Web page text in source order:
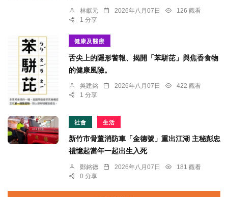
林獻元 2026年八月07日
126 觀看
1 分享
健康及醫療
舌尖上的隱形警報、揭開「苯駢芘」與焦香食物
的健康風險。
吳建銘 2026年八月07日
422 觀看
1 分享
社會 生活
新竹市骨董消防車「金德號」重出江湖 主秘彭忠
禮憶起當年一起出生入死
鄭銘德 2026年八月07日
181 觀看
0 分享